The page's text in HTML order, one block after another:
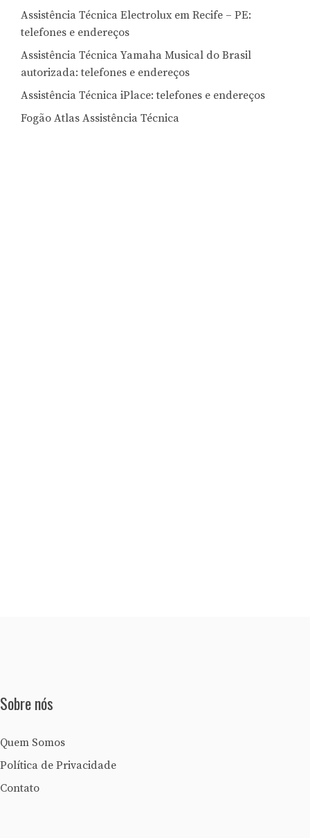
Assistência Técnica Electrolux em Recife – PE:
telefones e endereços
Assistência Técnica Yamaha Musical do Brasil
autorizada: telefones e endereços
Assistência Técnica iPlace: telefones e endereços
Fogão Atlas Assistência Técnica
Sobre nós
Quem Somos
Política de Privacidade
Contato